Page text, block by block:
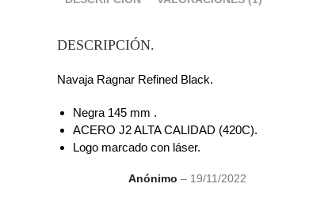
DESCRIPCIÓN.
Navaja Ragnar Refined Black.
Negra 145 mm .
ACERO J2 ALTA CALIDAD (420C).
Logo marcado con láser.
Anónimo– 19/11/2022